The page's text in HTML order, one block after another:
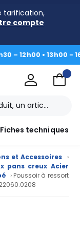
tarification,
compte
• 13h00 - 16h30|
Fiches techniques
et Accessoires
›
pans creux Acier
› Poussoir à ressort